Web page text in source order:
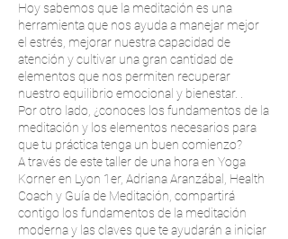
Hoy sabemos que la meditación es una
herramienta que nos ayuda a manejar mejor
el estrés, mejorar nuestra capacidad de
atención y cultivar una gran cantidad de
elementos que nos permiten recuperar
nuestro equilibrio emocional y bienestar. .
Por otro lado, ¿conoces los fundamentos de la
meditación y los elementos necesarios para
que tu práctica tenga un buen comienzo?
A través de este taller de una hora en Yoga
Korner en Lyon 1er, Adriana Aranzábal, Health
Coach y Guía de Meditación, compartirá
contigo los fundamentos de la meditación
moderna y las claves que te ayudarán a iniciar